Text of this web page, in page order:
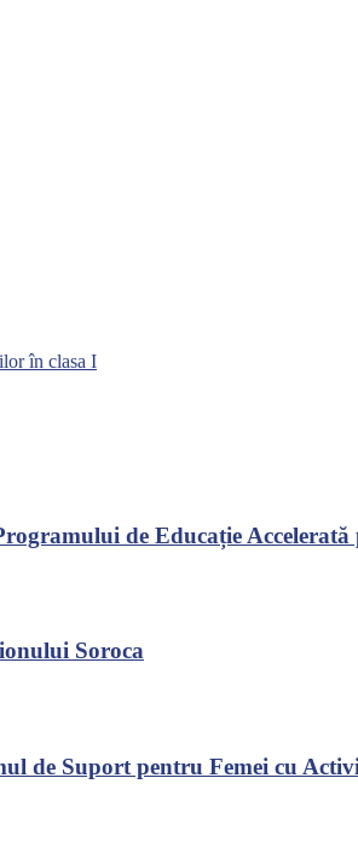
în clasa I
de Educație
Soroca
Suport pentru Femei cu